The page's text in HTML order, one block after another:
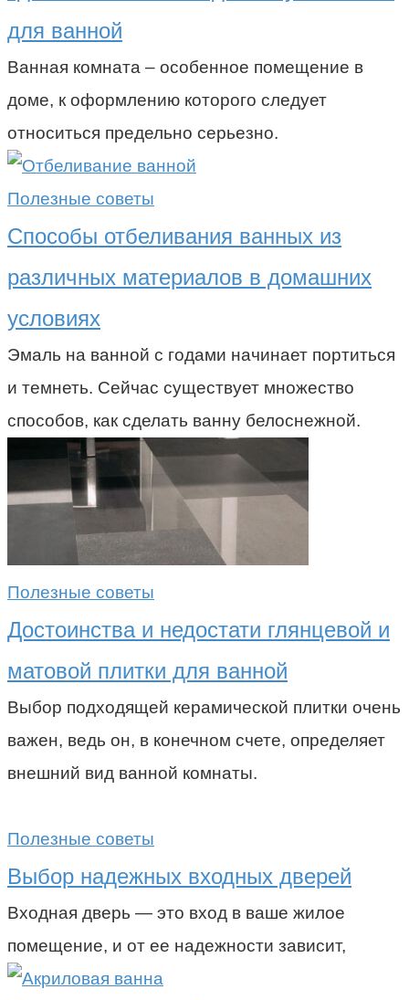
для ванной
Ванная комната – особенное помещение в
доме, к оформлению которого следует
относиться предельно серьезно.
Полезные советы
Способы отбеливания ванных из
различных материалов в домашних
условиях
Эмаль на ванной с годами начинает портиться
и темнеть. Сейчас существует множество
способов, как сделать ванну белоснежной.
Полезные советы
Достоинства и недостати глянцевой и
матовой плитки для ванной
Выбор подходящей керамической плитки очень
важен, ведь он, в конечном счете, определяет
внешний вид ванной комнаты.
Полезные советы
Выбор надежных входных дверей
Входная дверь — это вход в ваше жилое
помещение, и от ее надежности зависит,